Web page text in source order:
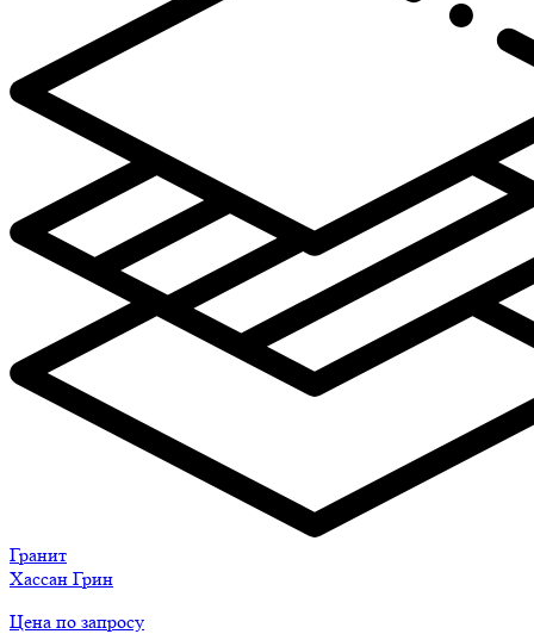
Гранит
Хассан Грин
Цена по запросу